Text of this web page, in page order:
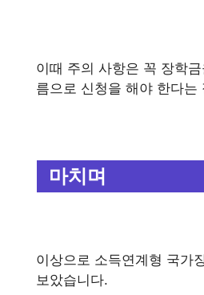
이때 주의 사항은 꼭 장학
름으로 신청을 해야 한다는
마치며
이상으로 소득연계형 국가
보았습니다.